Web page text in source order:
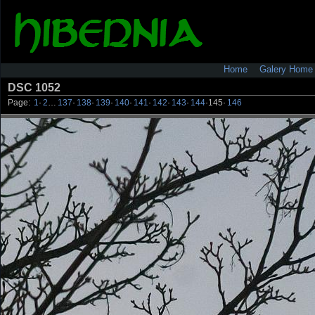
Home Galery Home
DSC 1052
Page: 1 · 2 137· 138· 139· 140· 141 · 142· 143· 144·145· 146